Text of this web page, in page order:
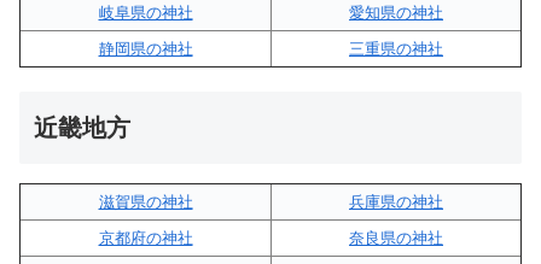
岐阜県の神社
愛知県の神社
静岡県の神社
三重県の神社
近畿地方
滋賀県の神社
兵庫県の神社
京都府の神社
奈良県の神社